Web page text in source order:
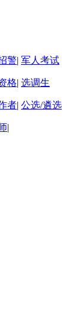
警| 军人考试
格| 选调生
者| 公选/遴选
|